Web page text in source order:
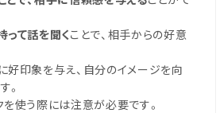
て話を聞くことで、相手からの好意
好印象を与え、自分のイメージを向
。
を使う際には注意が必要です。